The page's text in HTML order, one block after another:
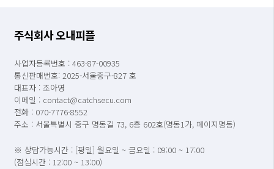
주식회사 오내피플
사업자등록번호 : 463-87-00935
통신판매번호: 2025-서울중구-827 호
대표자 : 조아영
이메일 : contact@catchsecu.com
전화 : 070-7776-8552
주소 : 서울특별시 중구 명동길 73, 6층 602호(명동1가, 페이지명동)
※ 상담가능시간 : [평일] 월요일 ~ 금요일 : 09:00 ~ 17:00
(점심시간 : 12:00 ~ 13:00)